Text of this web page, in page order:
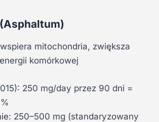
wspiera mitochondria, zwiększa
komórkowej
250 mg/day przez 90 dni =
250–500 mg (standaryzowany